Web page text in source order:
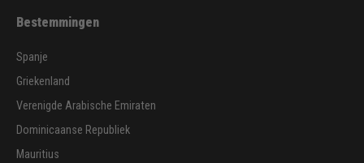
Bestemmingen
Spanje
Griekenland
Verenigde Arabische Emiraten
Dominicaanse Republiek
Mauritius